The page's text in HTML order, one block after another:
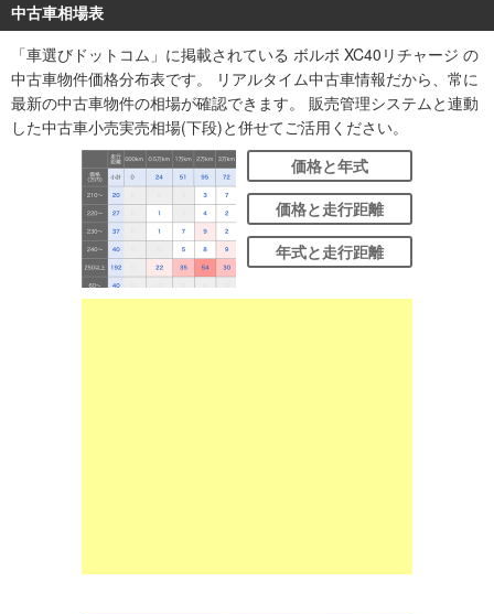
中古車相場表
「車選びドットコム」に掲載されている ボルボ XC40リチャージ の
中古車物件価格分布表です。 リアルタイム中古車情報だから、常に
最新の中古車物件の相場が確認できます。 販売管理システムと連動
した中古車小売実売相場(下段)と併せてご活用ください。
価格と年式
価格と走行距離
年式と走行距離